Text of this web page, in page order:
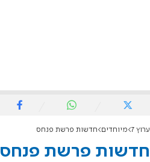
ערוץ 7 מיוחדים חדשות פרשת פנחס
חדשות פרשת פנחס